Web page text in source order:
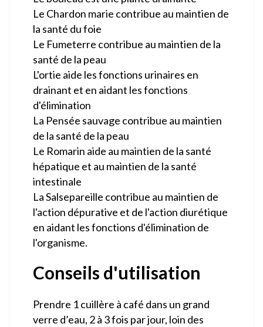
Le Chardon marie contribue au maintien de
la santé du foie
Le Fumeterre contribue au maintien de la
santé de la peau
L'ortie aide les fonctions urinaires en
drainant et en aidant les fonctions
d'élimination
La Pensée sauvage contribue au maintien
de la santé de la peau
Le Romarin aide au maintien de la santé
hépatique et au maintien de la santé
intestinale
La Salsepareille contribue au maintien de
l'action dépurative et de l'action diurétique
en aidant les fonctions d'élimination de
l'organisme.
Conseils d'utilisation
Prendre 1 cuillère à café dans un grand
verre d’eau, 2 à 3 fois par jour, loin des